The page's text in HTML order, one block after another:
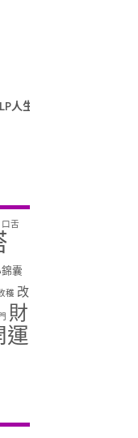
人生
口舌
囊
穫 改
財
運